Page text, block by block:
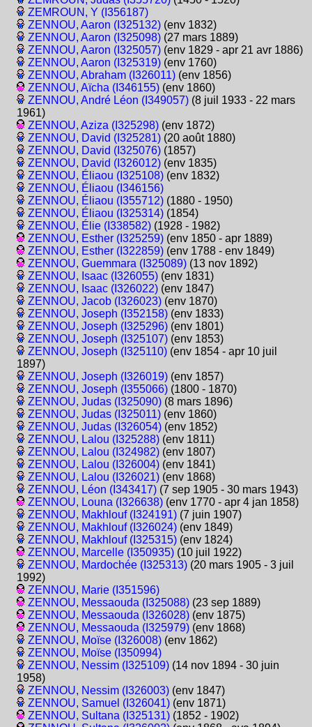
ZEMROUN, Y (I356187)
ZENNOU, Aaron (I325132) (env 1832)
ZENNOU, Aaron (I325098) (27 mars 1889)
ZENNOU, Aaron (I325057) (env 1829 - apr 21 avr 1886)
ZENNOU, Aaron (I325319) (env 1760)
ZENNOU, Abraham (I326011) (env 1856)
ZENNOU, Aïcha (I346155) (env 1860)
ZENNOU, André Léon (I349057) (8 juil 1933 - 22 mars
1961)
ZENNOU, Aziza (I325298) (env 1872)
ZENNOU, David (I325281) (20 août 1880)
ZENNOU, David (I325076) (1857)
ZENNOU, David (I326012) (env 1835)
ZENNOU, Éliaou (I325108) (env 1832)
ZENNOU, Éliaou (I346156)
ZENNOU, Éliaou (I355712) (1880 - 1950)
ZENNOU, Éliaou (I325314) (1854)
ZENNOU, Élie (I338582) (1928 - 1982)
ZENNOU, Esther (I325259) (env 1850 - apr 1889)
ZENNOU, Esther (I322859) (env 1788 - env 1849)
ZENNOU, Guemmara (I325089) (13 nov 1892)
ZENNOU, Isaac (I326055) (env 1831)
ZENNOU, Isaac (I326022) (env 1847)
ZENNOU, Jacob (I326023) (env 1870)
ZENNOU, Joseph (I352158) (env 1833)
ZENNOU, Joseph (I325296) (env 1801)
ZENNOU, Joseph (I325107) (env 1853)
ZENNOU, Joseph (I325110) (env 1854 - apr 10 juil
1897)
ZENNOU, Joseph (I326019) (env 1857)
ZENNOU, Joseph (I355066) (1800 - 1870)
ZENNOU, Judas (I325090) (8 mars 1896)
ZENNOU, Judas (I325011) (env 1860)
ZENNOU, Judas (I326054) (env 1852)
ZENNOU, Lalou (I325288) (env 1811)
ZENNOU, Lalou (I324982) (env 1807)
ZENNOU, Lalou (I326004) (env 1841)
ZENNOU, Lalou (I326021) (env 1868)
ZENNOU, Léon (I343417) (7 sep 1905 - 30 mars 1943)
ZENNOU, Louna (I326638) (env 1770 - apr 4 jan 1858)
ZENNOU, Makhlouf (I324191) (7 juin 1907)
ZENNOU, Makhlouf (I326024) (env 1849)
ZENNOU, Makhlouf (I325315) (env 1824)
ZENNOU, Marcelle (I350935) (10 juil 1922)
ZENNOU, Mardochée (I325313) (20 mars 1905 - 3 juil
1992)
ZENNOU, Marie (I351596)
ZENNOU, Messaouda (I325088) (23 sep 1889)
ZENNOU, Messaouda (I326028) (env 1875)
ZENNOU, Messaouda (I325979) (env 1868)
ZENNOU, Moïse (I326008) (env 1862)
ZENNOU, Moïse (I350994)
ZENNOU, Nessim (I325109) (14 nov 1894 - 30 juin
1958)
ZENNOU, Nessim (I326003) (env 1847)
ZENNOU, Samuel (I326041) (env 1871)
ZENNOU, Sultana (I325131) (1852 - 1902)